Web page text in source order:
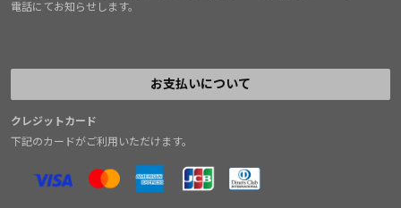
電話にてお知らせします。
お支払いについて
クレジットカード
下記のカードがご利用いただけます。